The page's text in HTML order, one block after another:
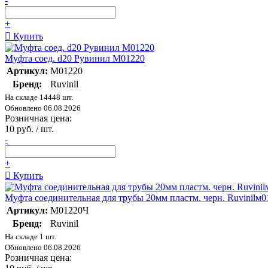
+
Купить
Муфта соед. d20 Рувинил М01220
Артикул: М01220
Бренд:
Ruvinil
На складе 14448 шт.
Обновлено 06.08.2026
Розничная цена:
10 руб. / шт.
-
+
Купить
Муфта соединительная для трубы 20мм пластм. черн.
Артикул: М01220Ч
Бренд:
Ruvinil
На складе 1 шт.
Обновлено 06.08.2026
Розничная цена: